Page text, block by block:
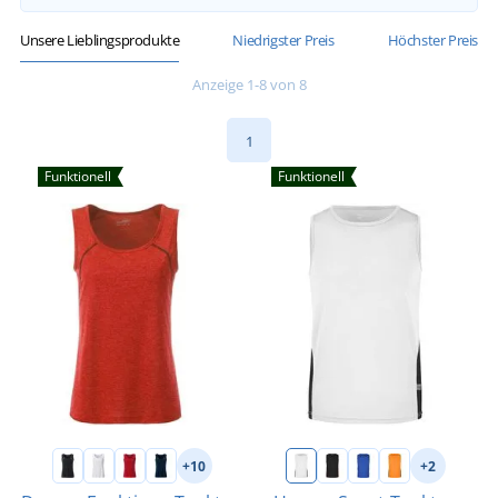
Unsere Lieblingsprodukte Niedrigster Preis Höchster Preis
Anzeige 1-8 von 8
1
Funktionell
+10
Funktionell
+2